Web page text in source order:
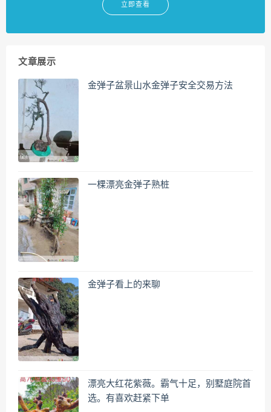
立即查看
文章展示
金弹子盆景山水金弹子安全交易方法
一棵漂亮金弹子熟桩
金弹子看上的来聊
漂亮大红花紫薇。霸气十足，别墅庭院首
选。有喜欢赶紧下单